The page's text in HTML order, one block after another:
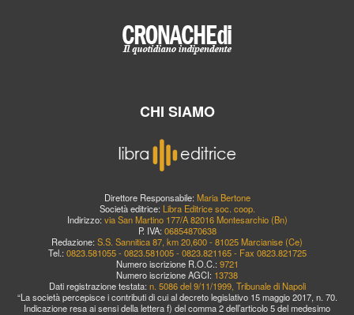
CHI SIAMO
Direttore Responsabile: Maria Bertone
Società editrice: Libra Editrice soc. coop.
Indirizzo: via San Martino 177/A 82016 Montesarchio (Bn)
P. IVA: 06854870638
Redazione: S.S. Sannitica 87, km 20,600 - 81025 Marcianise (Ce)
Tel.: 0823.581055 - 0823.581005 - 0823.821165 - Fax 0823.821725
Numero iscrizione R.O.C.: 9721
Numero iscrizione AGCI: 13738
Dati registrazione testata: n. 5086 del 9/11/1999, Tribunale di Napoli
“La società percepisce i contributi di cui al decreto legislativo 15 maggio 2017, n. 70.
Indicazione resa ai sensi della lettera f) del comma 2 dell’articolo 5 del medesimo